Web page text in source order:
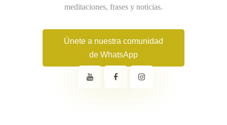
meditaciones, frases y noticias.
Únete a nuestra comunidad
de WhatsApp